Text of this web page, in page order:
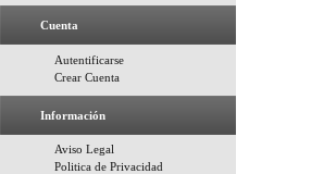
Cuenta
Autentificarse
Crear Cuenta
Información
Aviso Legal
Politica de Privacidad